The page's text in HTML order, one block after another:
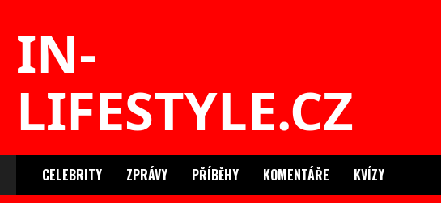
IN-
LIFESTYLE.CZ
CELEBRITY ZPRÁVY PŘÍBĚHY KOMENTÁŘE KVÍZY